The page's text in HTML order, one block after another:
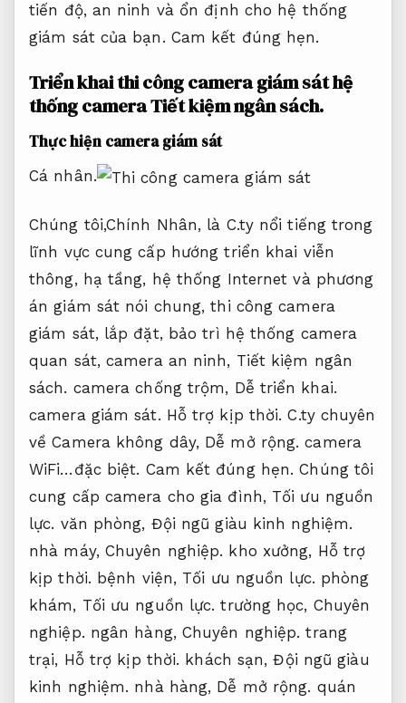
tiến độ, an ninh và ổn định cho hệ thống
giám sát của bạn. Cam kết đúng hẹn.
Triển khai thi công camera giám sát hệ
thống cameraTiết kiệm ngân sách.
Thực hiện camera giám sát
Cá nhân.
Chúng tôi,Chính Nhân, là C.ty nổi tiếng trong
lĩnh vực cung cấp hướng triển khai viễn
thông, hạ tầng, hệ thống Internet và phương
án giám sát nói chung, thi công camera
giám sát, lắp đặt, bảo trì hệ thống camera
quan sát, camera an ninh, Tiết kiệm ngân
sách. camera chống trộm, Dễ triển khai.
camera giám sát. Hỗ trợ kịp thời. C.ty chuyên
về Camera không dây, Dễ mở rộng. camera
WiFi…đặc biệt. Cam kết đúng hẹn. Chúng tôi
cung cấp camera cho gia đình, Tối ưu nguồn
lực. văn phòng, Đội ngũ giàu kinh nghiệm.
nhà máy, Chuyên nghiệp. kho xưởng, Hỗ trợ
kịp thời. bệnh viện, Tối ưu nguồn lực. phòng
khám, Tối ưu nguồn lực. trường học, Chuyên
nghiệp. ngân hàng, Chuyên nghiệp. trang
trại, Hỗ trợ kịp thời. khách sạn,Đội ngũ giàu
kinh nghiệm. nhà hàng, Dễ mở rộng. quán